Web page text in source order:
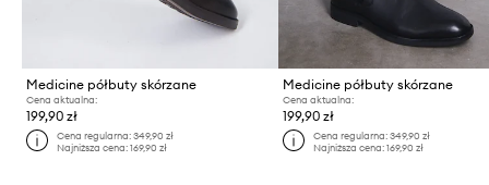
Medicine półbuty skórzane
Cena aktualna:
199,90 zł
Cena regularna:349,90 zł
Najniższa cena:169,90 zł
Medicine półbuty skórzane
Cena aktualna:
199,90 zł
Cena regularna: 349,90 zł
Najniższa cena: 169,90 zł